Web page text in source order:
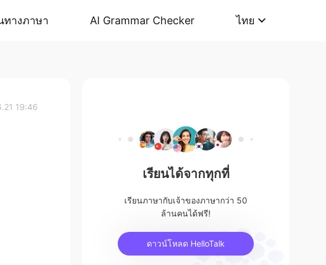
ทางภาษา AI Grammar Checker ไทย
19:46
เรียนได้จากทุกที่
เรียนภาษากับเจ้าของภาษากว่า 50
ล้านคนได้ฟรี!
ดาวน์โหลด HelloTalk